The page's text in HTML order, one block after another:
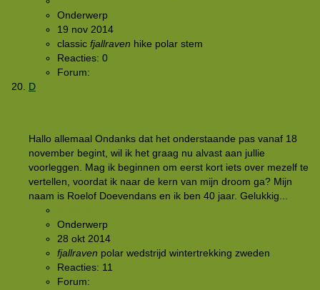
Onderwerp
19 nov 2014
classic fjallraven hike polar stem
Reacties: 0
Forum:
D
Hallo allemaal Ondanks dat het onderstaande pas vanaf 18
november begint, wil ik het graag nu alvast aan jullie
voorleggen. Mag ik beginnen om eerst kort iets over mezelf te
vertellen, voordat ik naar de kern van mijn droom ga? Mijn
naam is Roelof Doevendans en ik ben 40 jaar. Gelukkig...
Onderwerp
28 okt 2014
fjallraven polar wedstrijd wintertrekking zweden
Reacties: 11
Forum: